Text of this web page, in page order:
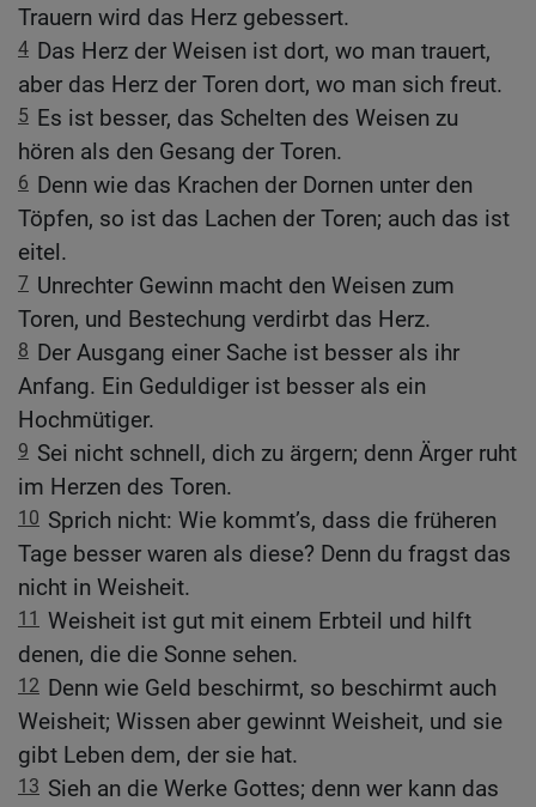
Trauern wird das Herz gebessert.
4 Das Herz der Weisen ist dort, wo man trauert,
aber das Herz der Toren dort, wo man sich freut.
5 Es ist besser, das Schelten des Weisen zu
hören als den Gesang der Toren.
6 Denn wie das Krachen der Dornen unter den
Töpfen, so ist das Lachen der Toren; auch das ist
eitel.
7 Unrechter Gewinn macht den Weisen zum
Toren, und Bestechung verdirbt das Herz.
8 Der Ausgang einer Sache ist besser als ihr
Anfang. Ein Geduldiger ist besser als ein
Hochmütiger.
9 Sei nicht schnell, dich zu ärgern; denn Ärger ruht
im Herzen des Toren.
10 Sprich nicht: Wie kommt’s, dass die früheren
Tage besser waren als diese? Denn du fragst das
nicht in Weisheit.
11 Weisheit ist gut mit einem Erbteil und hilft
denen, die die Sonne sehen.
12 Denn wie Geld beschirmt, so beschirmt auch
Weisheit; Wissen aber gewinnt Weisheit, und sie
gibt Leben dem, der sie hat.
13 Sieh an die Werke Gottes; denn wer kann das